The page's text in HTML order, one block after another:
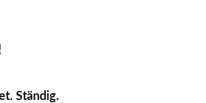
Ständig.